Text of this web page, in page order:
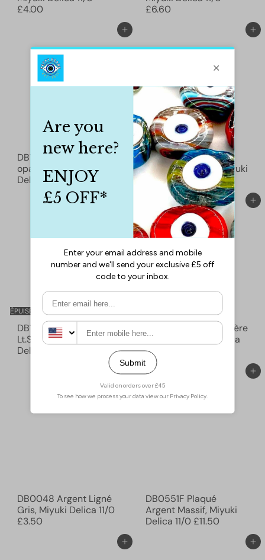
£4.00
£6.60
Ajouter au panier
DB1598 - Gris fantôme
opaque mat AB, Miyuki
Delica 11/0£3.50
Ajouter au panier
DB1538 - Opaque
Lt.Smoke Ceylan, Miyuki
Delica 11/0 £2.90
ÉPUISÉ
DB1508 - Opaque
Lt.Smoke AB, Miyuki
Delica 11/0
Ajouter au panier
DB1498 - Fumée légère
opaque, Miyuki Delica
11/0
Ajouter au panier
DB0048 Argent Ligné
Gris, Miyuki Delica 11/0
£3.50
Ajouter au panier
DB0551F Plaqué
Argent Massif, Miyuki
Delica 11/0£11.50
Ajouter au panier
Ajouter au panier